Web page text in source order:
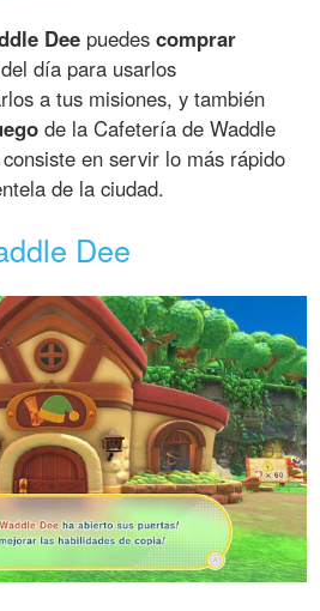
Dee puedescomprar
día para usarlos
a tus misiones, y también
de la Cafetería de Waddle
en servir lo más rápido
de la ciudad.
Dee